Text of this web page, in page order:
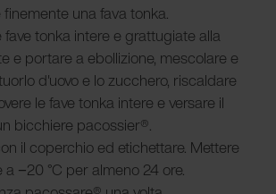
finemente una fava tonka.
tonka intere e grattugiate alla
e portare a ebollizione, mescolare e
d'uovo e lo zucchero, riscaldare
le fave tonka intere e versare il
bicchiere pacossier®.
il coperchio ed etichettare. Mettere
−20 °C per almeno 24 ore.